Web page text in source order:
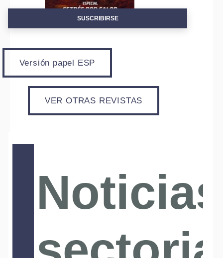
SUSCRIBIRSE
Versión papel ESP
VER OTRAS REVISTAS
Noticias